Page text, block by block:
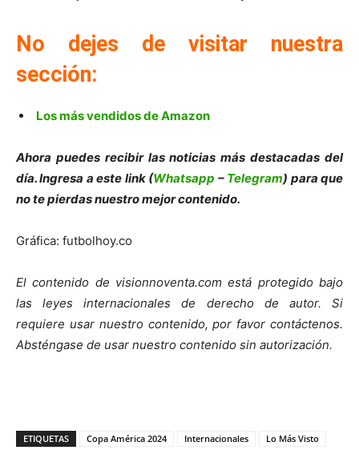
No dejes de visitar nuestra
sección:
Los más vendidos de Amazon
Ahora puedes recibir las noticias más destacadas del
día. Ingresa a este link (Whatsapp – Telegram) para que
no te pierdas nuestro mejor contenido.
Gráfica: futbolhoy.co
El contenido de visionnoventa.com está protegido bajo
las leyes internacionales de derecho de autor. Si
requiere usar nuestro contenido, por favor contáctenos.
Absténgase de usar nuestro contenido sin autorización.
ETIQUETAS Copa América 2024 Internacionales
Lo Más Visto